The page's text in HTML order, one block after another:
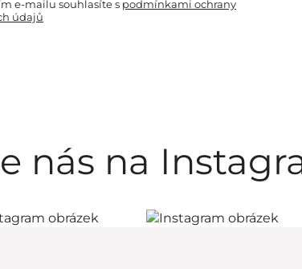
e-mailu souhlasíte s podmínkami ochrany
údajů
nás na